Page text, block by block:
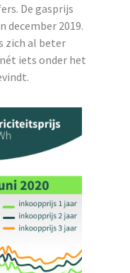
De gasprijs
december 2019.
zich al beter
iets onder het